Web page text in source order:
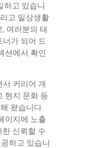
하고 있습니
고 일상생활
여러분의 태
너가 되어 드
션에서 확인
커리어 개
현지 문화 등
왔습니다.
이지에 노출
신뢰할 수
하고 있습니